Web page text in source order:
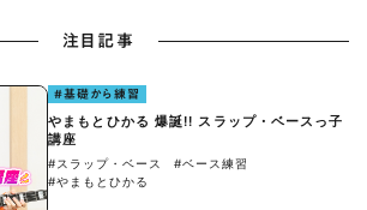
注目記事
#基礎から練習
やまもとひかる 爆誕!! スラップ・ベースっ子
講座
#スラップ・ベース
#ベース練習
#やまもとひかる